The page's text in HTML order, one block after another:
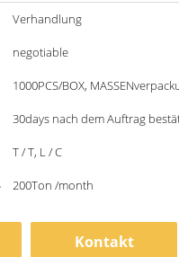
Verhandlung
negotiable
1000PCS/BOX,
30days nach dem Auftrag
T / T, L / C
200Ton /month
Kontakt